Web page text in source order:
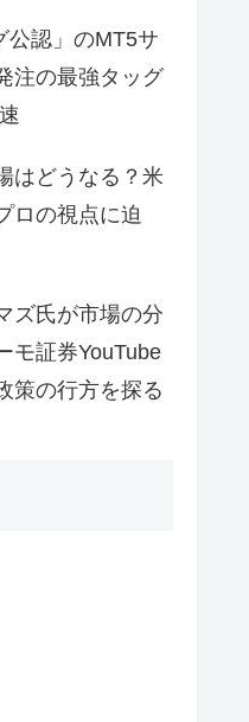
公認」のMT5サ
注の最強タッグ
はどうなる？米
ロの視点に迫
ズ氏が市場の分
モ証券YouTube
策の行方を探る